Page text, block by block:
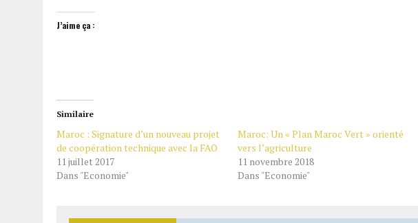
J’aime ça :
Similaire
Maroc : Signature d’un nouveau projet
de coopération technique avec la FAO
11 juillet 2017
Dans "Economie"
Maroc: Un « Plan Maroc Vert » orienté
vers l’agriculture
11 novembre 2018
Dans "Economie"